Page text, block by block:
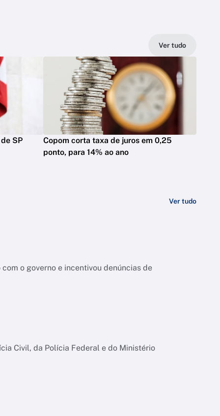
Ver tudo
SP
Copom corta taxa de juros em 0,25
ponto, para 14% ao ano
Ver tudo
o governo e incentivou denúncias de
Civil, da Polícia Federal e do Ministério